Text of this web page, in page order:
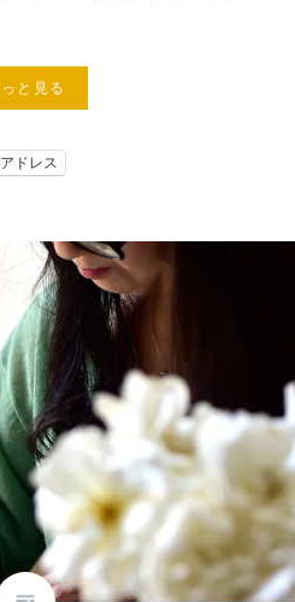
っと見る
ドレス